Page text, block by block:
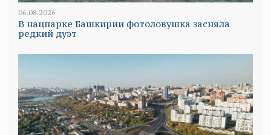
06.08.2026
В нацпарке Башкирии фотоловушка засняла
редкий дуэт